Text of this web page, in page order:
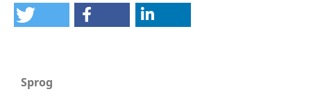
Sprog